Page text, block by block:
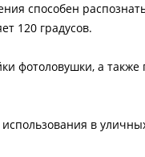
способен
120 градусов.
фотоловушки, а также
в